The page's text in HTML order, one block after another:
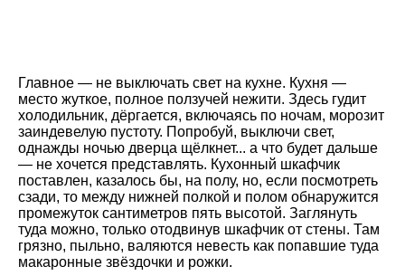
Главное — не выключать свет на кухне. Кухня —
место жуткое, полное ползучей нежити. Здесь гудит
холодильник, дёргается, включаясь по ночам, морозит
заиндевелую пустоту. Попробуй, выключи свет,
однажды ночью дверца щёлкнет... а что будет дальше
— не хочется представлять. Кухонный шкафчик
поставлен, казалось бы, на полу, но, если посмотреть
сзади, то между нижней полкой и полом обнаружится
промежуток сантиметров пять высотой. Заглянуть
туда можно, только отодвинув шкафчик от стены. Там
грязно, пыльно, валяются невесть как попавшие туда
макаронные звёздочки и рожки.